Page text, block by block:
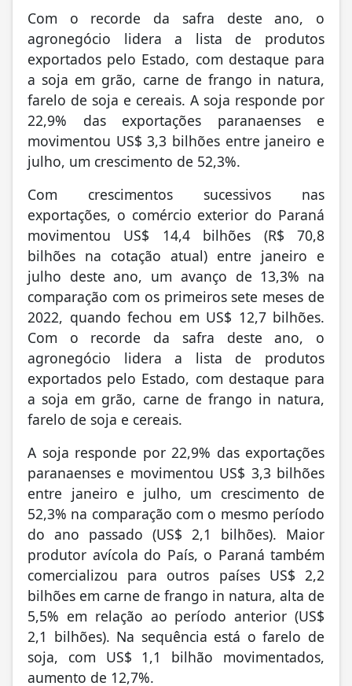
Com o recorde da safra deste ano, o
agronegócio lidera a lista de produtos
exportados pelo Estado, com destaque para
a soja em grão, carne de frango in natura,
farelo de soja e cereais. A soja responde por
22,9% das exportações paranaenses e
movimentou US$ 3,3 bilhões entre janeiro e
julho, um crescimento de 52,3%.
Com crescimentos sucessivos nas
exportações, o comércio exterior do Paraná
movimentou US$ 14,4 bilhões (R$ 70,8
bilhões na cotação atual) entre janeiro e
julho deste ano, um avanço de 13,3% na
comparação com os primeiros sete meses de
2022, quando fechou em US$ 12,7 bilhões.
Com o recorde da safra deste ano, o
agronegócio lidera a lista de produtos
exportados pelo Estado, com destaque para
a soja em grão, carne de frango in natura,
farelo de soja e cereais.
A soja responde por 22,9% das exportações
paranaenses e movimentou US$ 3,3 bilhões
entre janeiro e julho, um crescimento de
52,3% na comparação com o mesmo período
do ano passado (US$ 2,1 bilhões). Maior
produtor avícola do País, o Paraná também
comercializou para outros países US$ 2,2
bilhões em carne de frango in natura, alta de
5,5% em relação ao período anterior (US$
2,1 bilhões). Na sequência está o farelo de
soja, com US$ 1,1 bilhão movimentados,
aumento de 12,7%.